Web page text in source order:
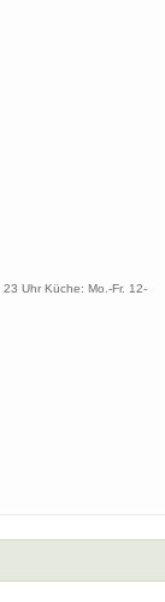
Uhr Küche: Mo.-Fr. 12-